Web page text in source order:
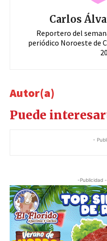
Carlos
Reportero del
periódico Noroeste de
Autor(a)
Puede
-
-Publicidad -